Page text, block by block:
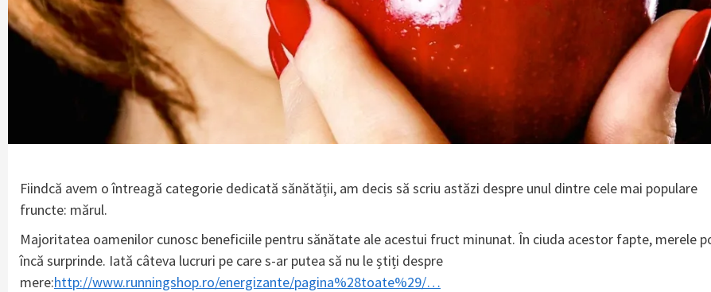
Fiindcă avem o întreagă categorie dedicată sănătății, am decis să scriu astăzi despre unul dintre cele mai populare
fruncte: mărul.
Majoritatea oamenilor cunosc beneficiile pentru sănătate ale acestui fruct minunat. În ciuda acestor fapte, merele
încă surprinde. Iată câteva lucruri pe care s-ar putea să nu le știți despre
mere:http://www.runningshop.ro/energizante/pagina%28toate%29/…